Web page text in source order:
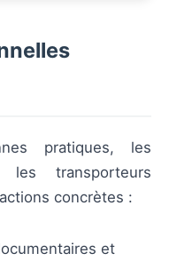
pratiques, les
les transporteurs
concrètes :
et